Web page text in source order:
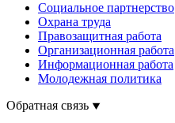
Социальное партнерство
Охрана труда
Правозащитная работа
Организационная работа
Информационная работа
Молодежная политика
Обратная связь